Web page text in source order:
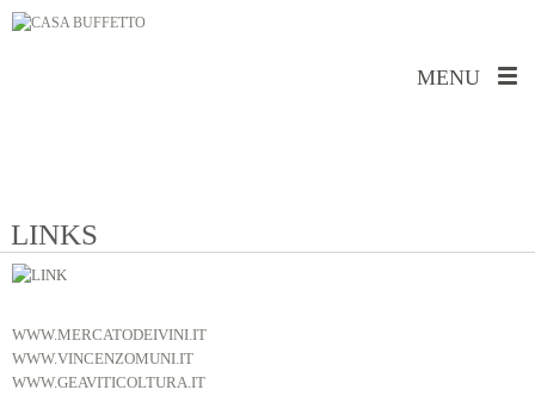
MENU
LINKS
WWW.MERCATODEIVINI.IT
WWW.VINCENZOMUNI.IT
WWW.GEAVITICOLTURA.IT